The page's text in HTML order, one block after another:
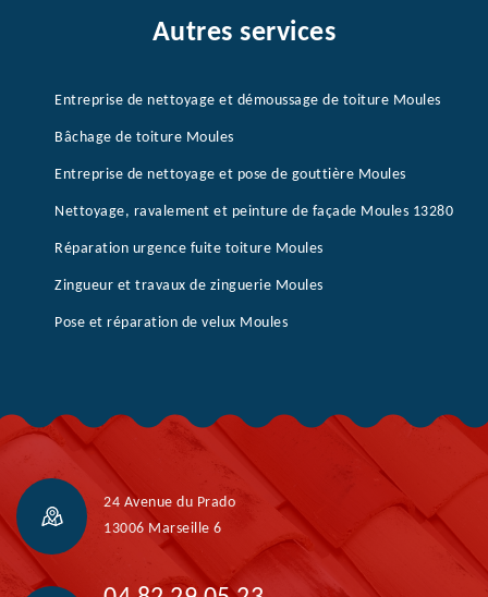
Autres services
Entreprise de nettoyage et démoussage de toiture Moules
Bâchage de toiture Moules
Entreprise de nettoyage et pose de gouttière Moules
Nettoyage, ravalement et peinture de façade Moules 13280
Réparation urgence fuite toiture Moules
Zingueur et travaux de zinguerie Moules
Pose et réparation de velux Moules
24 Avenue du Prado
13006 Marseille 6